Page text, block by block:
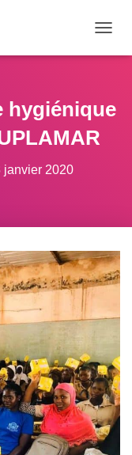
hygiénique
janvier 2020